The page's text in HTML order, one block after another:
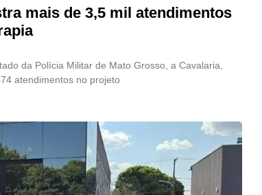
mais de 3,5 mil atendimentos
da Polícia Militar de Mato Grosso, a Cavalaria,
atendimentos no projeto